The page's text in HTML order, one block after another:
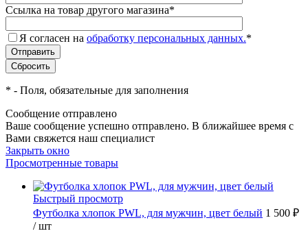
Ссылка на товар другого магазина*
Я согласен на обработку персональных данных.*
* - Поля, обязательные для заполнения
Сообщение отправлено
Ваше сообщение успешно отправлено. В ближайшее время с
Вами свяжется наш специалист
Закрыть окно
Просмотренные товары
Быстрый просмотр
Футболка хлопок PWL, для мужчин, цвет белый 1 500 ₽
/ шт